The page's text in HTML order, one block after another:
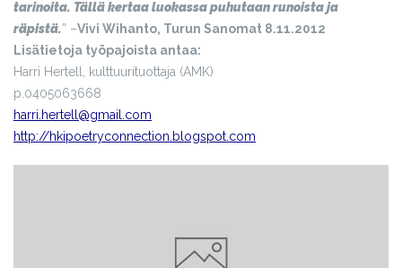
tarinoita. Tällä kertaa luokassa puhutaan runoista ja
räpistä.” –Vivi Wihanto, Turun Sanomat 8.11.2012
Lisätietoja työpajoista antaa:
Harri Hertell, kulttuurituottaja (AMK)
p.0405063668
harri.hertell@gmail.com
http://hkipoetryconnection.blogspot.com